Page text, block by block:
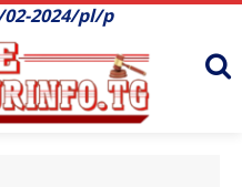
02-2024/pl/p